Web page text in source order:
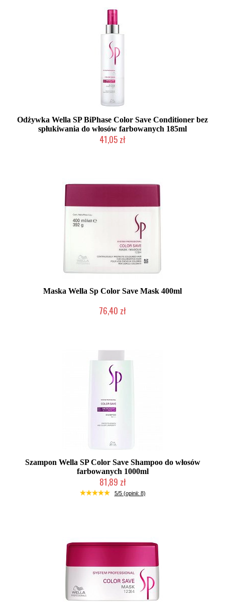
Odżywka Wella SP BiPhase Color Save Conditioner bez
spłukiwania do włosów farbowanych 185ml
41,05 zł
Maska Wella Sp Color Save Mask 400ml
76,40 zł
Szampon Wella SP Color Save Shampoo do włosów
farbowanych 1000ml
81,89 zł
Chwilowo niedostępny
5/5 (opinii: 8)